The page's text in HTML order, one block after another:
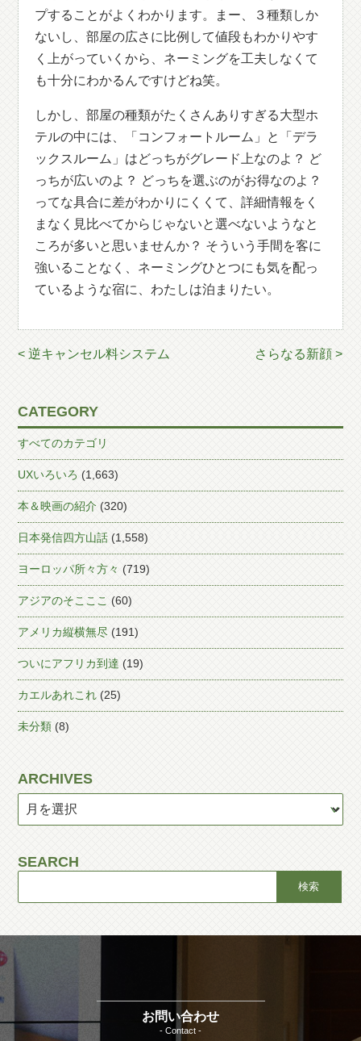
プすることがよくわかります。まー、３種類しか
ないし、部屋の広さに比例して値段もわかりやす
く上がっていくから、ネーミングを工夫しなくて
も十分にわかるんですけどね笑。
しかし、部屋の種類がたくさんありすぎる大型ホ
テルの中には、「コンフォートルーム」と「デラ
ックスルーム」はどっちがグレード上なのよ？ ど
っちが広いのよ？ どっちを選ぶのがお得なのよ？
ってな具合に差がわかりにくくて、詳細情報をく
まなく見比べてからじゃないと選べないようなと
ころが多いと思いませんか？ そういう手間を客に
強いることなく、ネーミングひとつにも気を配っ
ているような宿に、わたしは泊まりたい。
< 逆キャンセル料システム さらなる新顔 >
CATEGORY
すべてのカテゴリ
UXいろいろ (1,663)
本＆映画の紹介 (320)
日本発信四方山話 (1,558)
ヨーロッパ所々方々 (719)
アジアのそこここ (60)
アメリカ縦横無尽 (191)
ついにアフリカ到達 (19)
カエルあれこれ (25)
未分類 (8)
ARCHIVES
SEARCH
お問い合わせ
- Contact -